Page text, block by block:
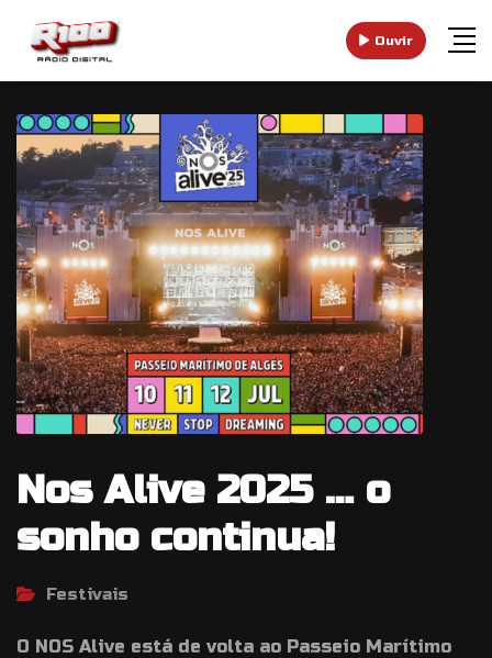
Ouvir
Nos Alive 2025 … o
sonho continua!
Festivais
O NOS Alive está de volta ao Passeio Marítimo